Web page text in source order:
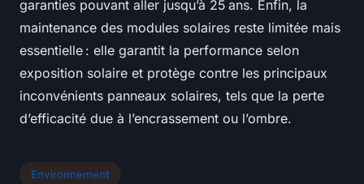
garanties pouvant aller jusqu’à 25 ans. Enfin, la
maintenance des modules solaires reste limitée mais
essentielle : elle garantit la performance selon
exposition solaire et protège contre les principaux
inconvénients panneaux solaires, tels que la perte
d’efficacité due à l’encrassement ou l’ombre.
Environnement